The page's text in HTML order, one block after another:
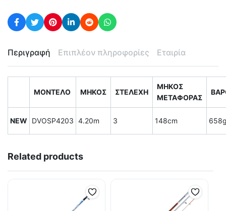
Περιγραφή Επιπλέον πληροφορίες Εταιρία
ΜΟΝΤΕΛΟ ΜΗΚΟΣ ΣΤΕΛΕΧΗ
ΜΗΚΟΣ
ΜΕΤΑΦΟΡΑΣ
NEW DVOSP4203 4.20m 3 148cm
Related products